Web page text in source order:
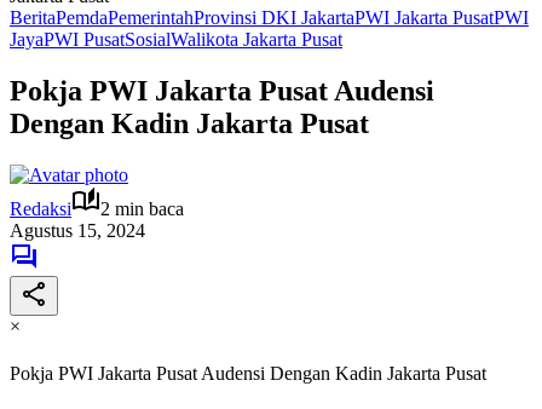
BeritaPemdaPemerintahProvinsi DKI JakartaPWI Jakarta PusatPWI
JayaPWI PusatSosialWalikota Jakarta Pusat
Pokja PWI Jakarta Pusat Audensi
Dengan Kadin Jakarta Pusat
Redaksi
2 min baca
Agustus 15, 2024
×
Pokja PWI Jakarta Pusat Audensi Dengan Kadin Jakarta Pusat